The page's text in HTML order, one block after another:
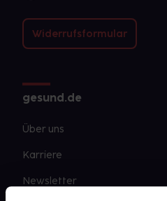
Widerrufsformular
gesund.de
Über uns
Karriere
Newsletter